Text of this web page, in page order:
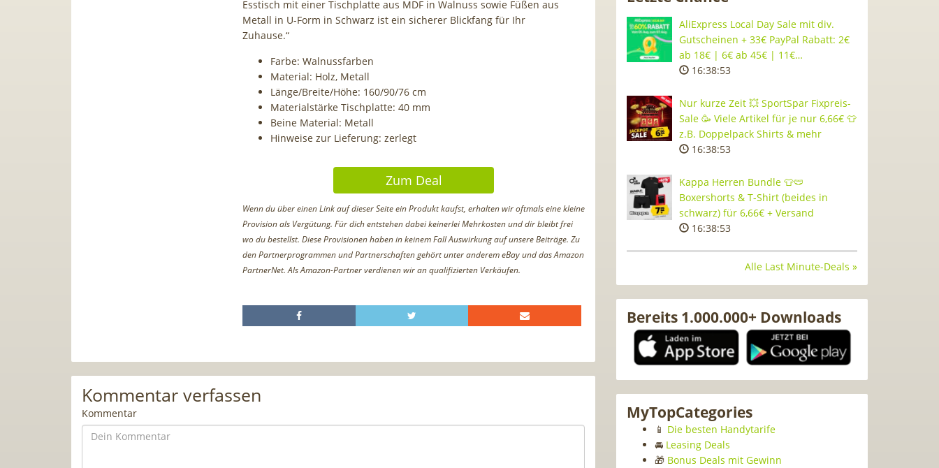
Esstisch mit einer Tischplatte aus MDF in Walnuss sowie Füßen aus
Metall in U-Form in Schwarz ist ein sicherer Blickfang für Ihr
Zuhause.“
Farbe: Walnussfarben
Material: Holz, Metall
Länge/Breite/Höhe: 160/90/76 cm
Materialstärke Tischplatte: 40 mm
Beine Material: Metall
Hinweise zur Lieferung: zerlegt
Zum Deal
Wenn du über einen Link auf dieser Seite ein Produkt kaufst, erhalten wir oftmals eine kleine
Provision als Vergütung. Für dich entstehen dabei keinerlei Mehrkosten und dir bleibt frei
wo du bestellst. Diese Provisionen haben in keinem Fall Auswirkung auf unsere Beiträge. Zu
den Partnerprogrammen und Partnerschaften gehört unter anderem eBay und das Amazon
PartnerNet. Als Amazon-Partner verdienen wir an qualifizierten Verkäufen.
Kommentar verfassen
Kommentar
AliExpress Local Day Sale mit div.
Gutscheinen + 33€ PayPal Rabatt: 2€
ab 18€ | 6€ ab 45€ | 11€…
16:38:52
Nur kurze Zeit 💥 SportSpar Fixpreis-
Sale 🥳 Viele Artikel für je nur 6,66€ 👕
z.B. Doppelpack Shirts & mehr
16:38:52
Kappa Herren Bundle 👕🩲
Boxershorts & T-Shirt (beides in
schwarz) für 6,66€ + Versand
16:38:52
Alle Last Minute-Deals »
Bereits 1.000.000+ Downloads
MyTopCategories
📱 Die besten Handytarife
🚘 Leasing Deals
🎁 Bonus Deals mit Gewinn